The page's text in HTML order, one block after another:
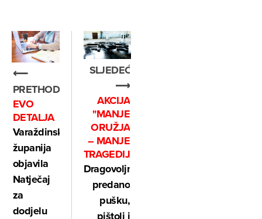
⟵
PRETHODNO
EVO
DETALJA
Varaždinska
županija
objavila
Natječaj
za
dodjelu
SLJEDEĆE
⟶
AKCIJA
"MANJE
ORUŽJA
– MANJE
TRAGEDIJA“
Dragovoljno
predano
pušku,
pištolj i